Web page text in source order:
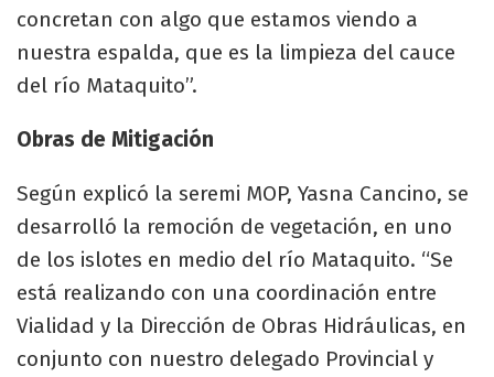
concretan con algo que estamos viendo a
nuestra espalda, que es la limpieza del cauce
del río Mataquito”.
Obras de Mitigación
Según explicó la seremi MOP, Yasna Cancino, se
desarrolló la remoción de vegetación, en uno
de los islotes en medio del río Mataquito. “Se
está realizando con una coordinación entre
Vialidad y la Dirección de Obras Hidráulicas, en
conjunto con nuestro delegado Provincial y